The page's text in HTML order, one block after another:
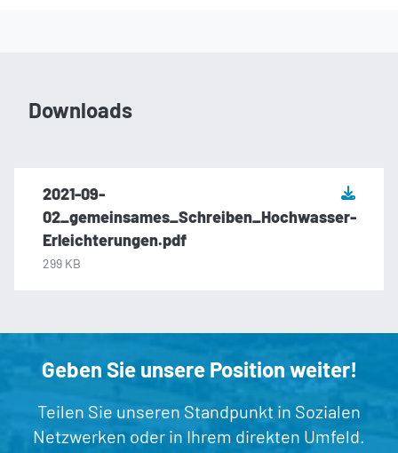
Downloads
2021-09-
02_gemeinsames_Schreiben_Hochwasser-
Erleichterungen.pdf
299 KB
Geben Sie unsere Position weiter!
Teilen Sie unseren Standpunkt in Sozialen
Netzwerken oder in Ihrem direkten Umfeld.